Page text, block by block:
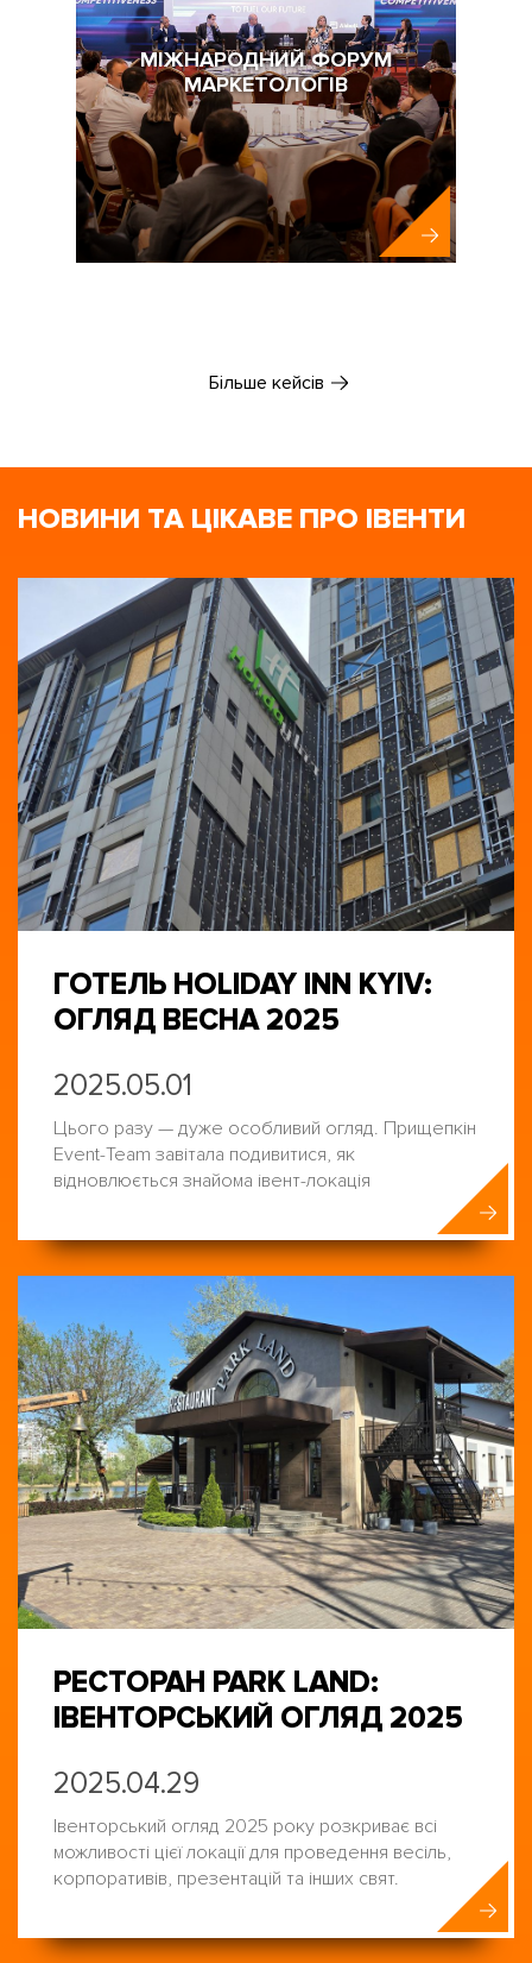
МІЖНАРОДНИЙ ФОРУМ
МАРКЕТОЛОГІВ
Більше кейсів
НОВИНИ ТА ЦІКАВЕ ПРО ІВЕНТИ
ГОТЕЛЬ HOLIDAY INN KYIV:
ОГЛЯД ВЕСНА 2025
2025.05.01
Цього разу — дуже особливий огляд. Прищепкін
Event-Team завітала подивитися, як
відновлюється знайома івент-локація
РЕСТОРАН PARK LAND:
ІВЕНТОРСЬКИЙ ОГЛЯД 2025
2025.04.29
Івенторський огляд 2025 року розкриває всі
можливості цієї локації для проведення весіль,
корпоративів, презентацій та інших свят.